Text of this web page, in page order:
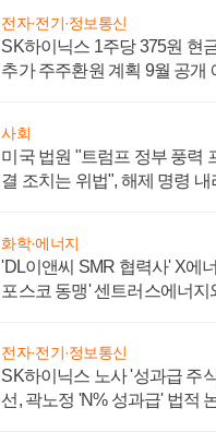
전자·전기·정보통신
SK하이닉스 1주당 375원 현
추가 주주환원 계획 9월 공개
사회
미국 법원 "트럼프 정부 풍력
결 조치는 위법", 해제 명령 내
화학·에너지
'DL이앤씨 SMR 협력사' X에
포스코 동맹' 센트러스에너지
전자·전기·정보통신
SK하이닉스 노사 '성과급 주
선, 곽노정 'N% 성과급' 법적